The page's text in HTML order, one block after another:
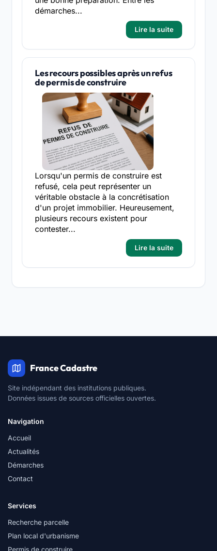
démarches...
Lire la suite
Les recours possibles après un refus
de permis de construire
Lorsqu'un permis de construire est
refusé, cela peut représenter un
véritable obstacle à la concrétisation
d'un projet immobilier. Heureusement,
plusieurs recours existent pour
contester...
Lire la suite
France Cadastre
Site indépendant des institutions publiques.
Données issues de sources officielles ouvertes.
Navigation
Accueil
Actualités
Démarches
Contact
Services
Recherche parcelle
Plan local d'urbanisme
Permis de construire